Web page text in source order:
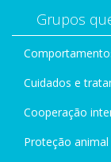
Grupos
Cuidados e
Cooperação
Proteção animal